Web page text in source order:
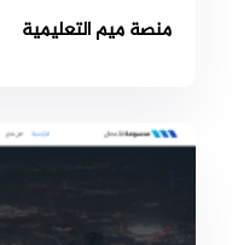
منصة ميم التعليمية